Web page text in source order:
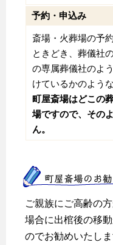
予約・申込み
斎場・火葬場の予
ときどき、葬儀社
の専属葬儀社のよ
けているかのよう
町屋斎場はどこの
場ですので、その
ん。
町屋斎場のお
ご親族にご高齢の
場合に出棺後の移
のでお勧めいたしま